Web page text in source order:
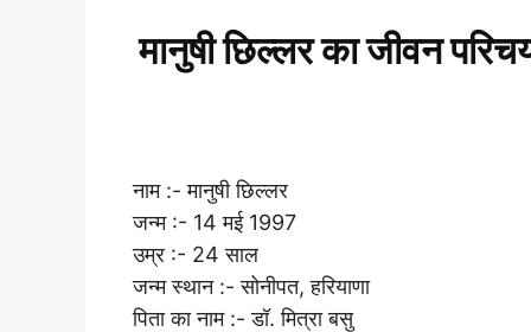
मानुषी छिल्लर का जीवन
नाम :- मानुषी छिल्लर
जन्म :- 14 मई 1997
उम्र :- 24 साल
जन्म स्थान :- सोनीपत, हरियाणा
पिता का नाम :- डॉ. मित्रा बसु